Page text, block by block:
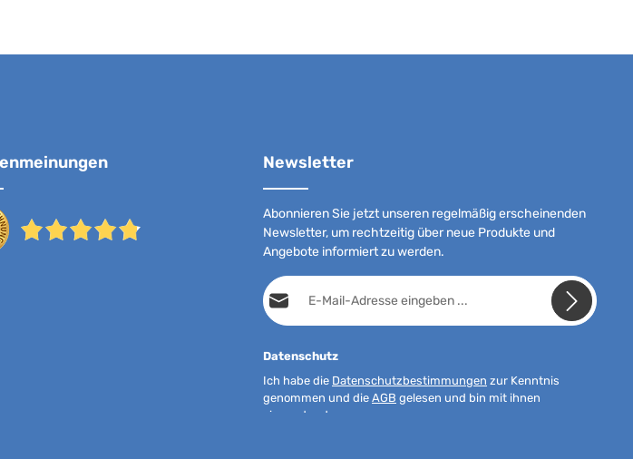
Newsletter
Abonnieren Sie jetzt unseren regelmäßig erscheinenden
Newsletter, um rechtzeitig über neue Produkte und
Angebote informiert zu werden.
E-Mail-Adresse*
Datenschutz
Ich habe die Datenschutzbestimmungen zur Kenntnis
genommen und die AGB gelesen und bin mit ihnen
einverstanden.